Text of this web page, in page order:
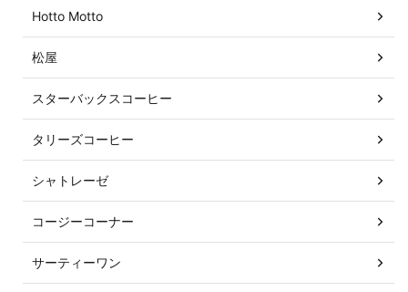
Hotto Motto
松屋
スターバックスコーヒー
タリーズコーヒー
シャトレーゼ
コージーコーナー
サーティーワン